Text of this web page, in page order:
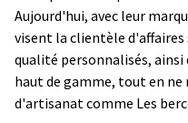
Aujourd'hui, avec leur
visent la clientèle
qualité personnalisés, ainsi
haut de gamme, tout en
d'artisanat comme Les